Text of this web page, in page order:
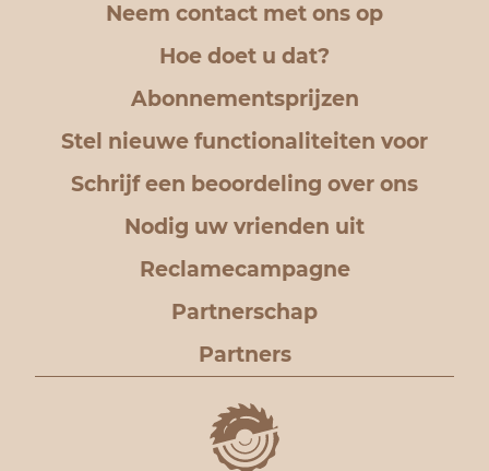
Neem contact met ons op
Hoe doet u dat?
Abonnementsprijzen
Stel nieuwe functionaliteiten voor
Schrijf een beoordeling over ons
Nodig uw vrienden uit
Reclamecampagne
Partnerschap
Partners